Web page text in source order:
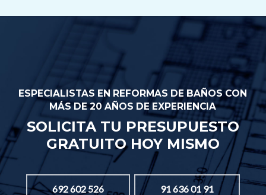
ESPECIALISTAS EN REFORMAS DE BAÑOS CON
MÁS DE 20 AÑOS DE EXPERIENCIA
SOLICITA TU PRESUPUESTO
GRATUITO HOY MISMO
692 602 526 91 636 01 91